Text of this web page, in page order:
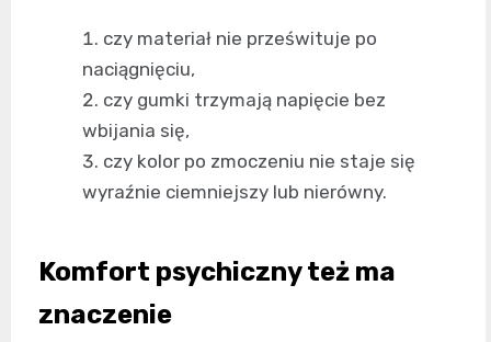
czy materiał nie prześwituje po
naciągnięciu,
czy gumki trzymają napięcie bez
wbijania się,
czy kolor po zmoczeniu nie staje się
wyraźnie ciemniejszy lub nierówny.
Komfort psychiczny też ma
znaczenie